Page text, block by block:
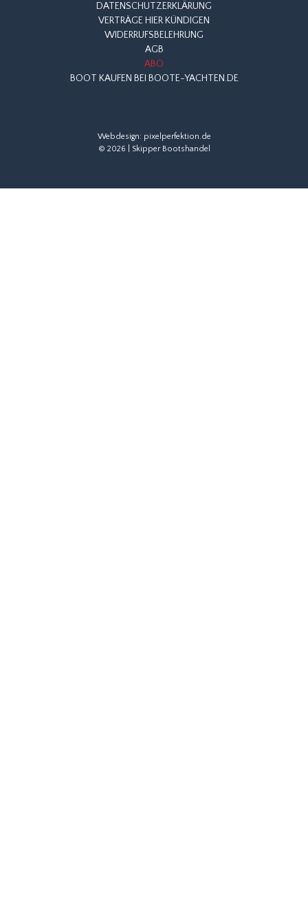
DATENSCHUTZERKLÄRUNG
VERTRÄGE HIER KÜNDIGEN
WIDERRUFSBELEHRUNG
AGB
ABO
BOOT KAUFEN BEI BOOTE-YACHTEN.DE
Webdesign: pixelperfektion.de
© 2026 | Skipper Bootshandel